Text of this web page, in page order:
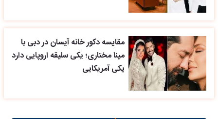
مقایسه دکور خانه آیسان در دبی با
مینا مختاری؛ یکی سلیقه اروپایی دارد
یکی آمریکایی